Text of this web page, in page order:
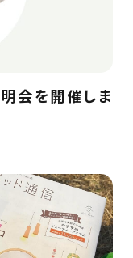
会を開催しま